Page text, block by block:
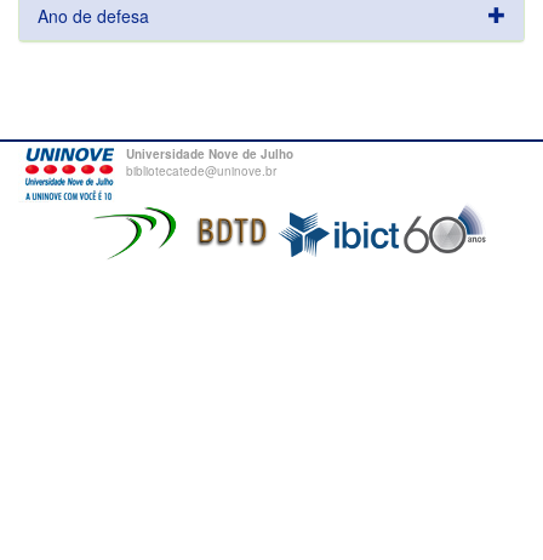
Ano de defesa
Universidade Nove de Julho
bibliotecatede@uninove.br